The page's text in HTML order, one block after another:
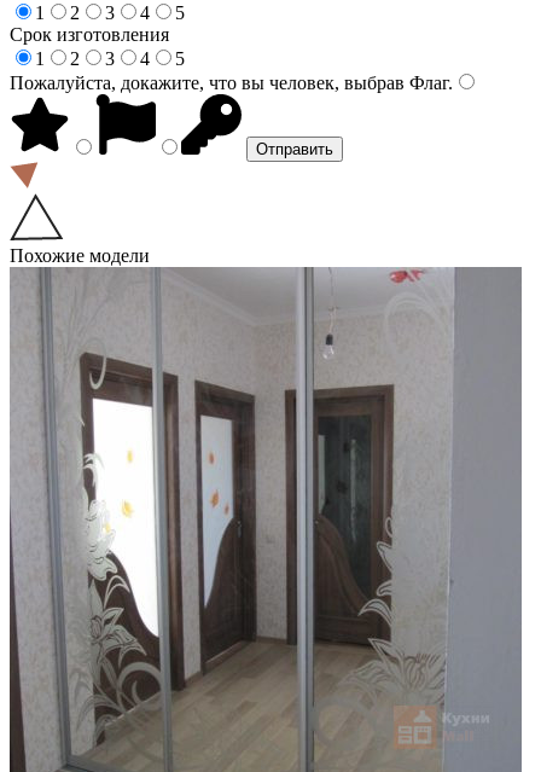
1
2 3 4
5
Срок изготовления
1
2 3 4
5
Пожалуйста, докажите, что вы человек, выбрав Флаг.
Похожие модели